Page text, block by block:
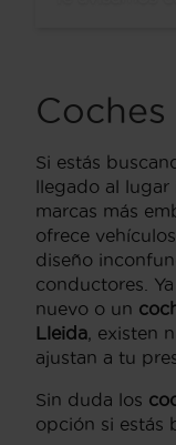
Coches
Si estás
llegado al lugar
marcas más
ofrece
diseño
conductores.
nuevo o un
Lleida, existen
ajustan a tu
Sin duda los
opción si estás